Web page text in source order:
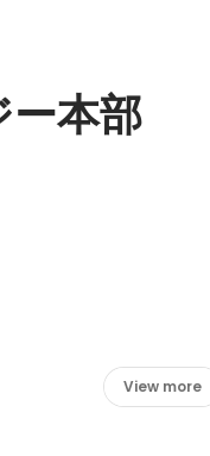
本部
View more